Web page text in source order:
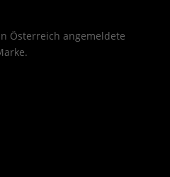
Österreich angemeldete